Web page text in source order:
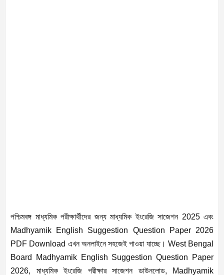
পশ্চিমবঙ্গ মাধ্যমিক পরীক্ষার্থীদের জন্য মাধ্যমিক ইংরেজি সাজেশন 2025 এবং
Madhyamik English Suggestion Question Paper 2026
PDF Download এখন অনলাইনে সহজেই পাওয়া যাচ্ছে। West Bengal
Board Madhyamik English Suggestion Question Paper
2026, মাধ্যমিক ইংরেজি পরীক্ষার সাজেশন ডাউনলোড, Madhyamik